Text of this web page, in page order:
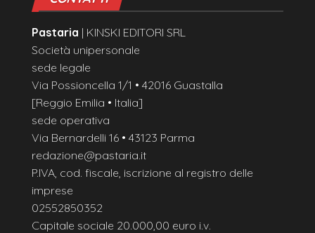
Pastaria | KINSKI EDITORI SRL
Società unipersonale
sede legale
Via Possioncella 1/1 • 42016 Guastalla
[Reggio Emilia • Italia]
sede operativa
Via Bernardelli 16 • 43123 Parma
redazione@pastaria.it
P.IVA, cod. fiscale, iscrizione al registro delle
imprese
02552850352
Capitale sociale 20.000,00 euro i.v.